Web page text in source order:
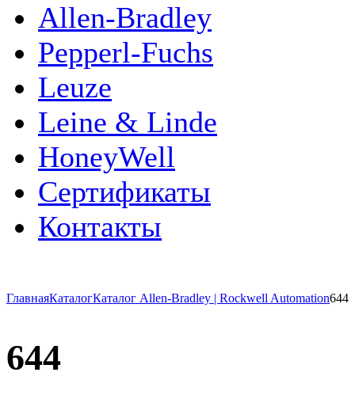
Allen-Bradley
Pepperl-Fuchs
Leuze
Leine & Linde
HoneyWell
Сертификаты
Контакты
ГлавнаяКаталогКаталог Allen-Bradley | Rockwell Automation644
644